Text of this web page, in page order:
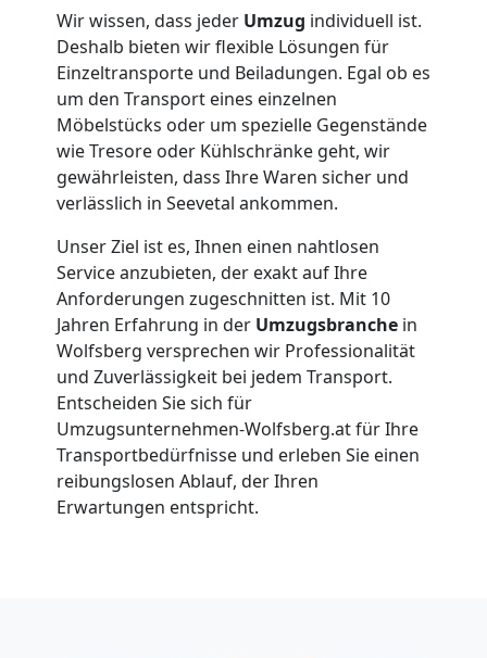
Wir wissen, dass jeder Umzug individuell ist.
Deshalb bieten wir flexible Lösungen für
Einzeltransporte und Beiladungen. Egal ob es
um den Transport eines einzelnen
Möbelstücks oder um spezielle Gegenstände
wie Tresore oder Kühlschränke geht, wir
gewährleisten, dass Ihre Waren sicher und
verlässlich in Seevetal ankommen.
Unser Ziel ist es, Ihnen einen nahtlosen
Service anzubieten, der exakt auf Ihre
Anforderungen zugeschnitten ist. Mit 10
Jahren Erfahrung in der Umzugsbranche in
Wolfsberg versprechen wir Professionalität
und Zuverlässigkeit bei jedem Transport.
Entscheiden Sie sich für
Umzugsunternehmen-Wolfsberg.at für Ihre
Transportbedürfnisse und erleben Sie einen
reibungslosen Ablauf, der Ihren
Erwartungen entspricht.
Service-
Umzug
Wolfsberg
Qualitäts-
Umzüge
Wolfsberg
Vereinsumzug
Wolfsberg